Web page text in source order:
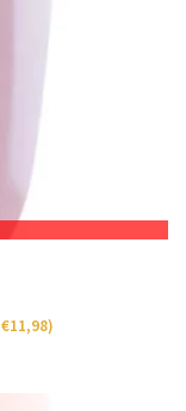
€11,98)